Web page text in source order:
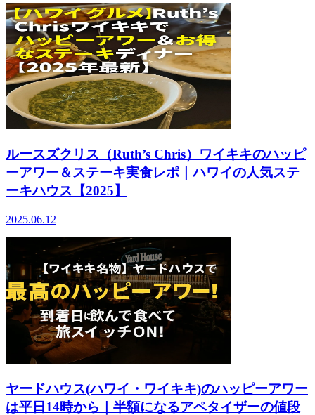
ルースズクリス（Ruth’s Chris）ワイキキのハッピ
ーアワー＆ステーキ実食レポ｜ハワイの人気ステ
ーキハウス【2025】
2025.06.12
ヤードハウス(ハワイ・ワイキキ)のハッピーアワー
は平日14時から｜半額になるアペタイザーの値段